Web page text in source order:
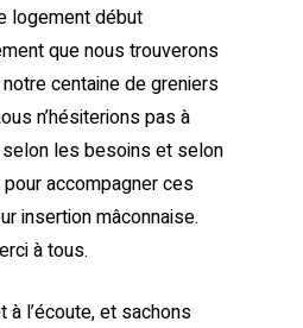
logement début
que nous trouverons
centaine de greniers
n’hésiterions pas à
les besoins et selon
accompagner ces
insertion mâconnaise.
à tous.
l’écoute, et sachons